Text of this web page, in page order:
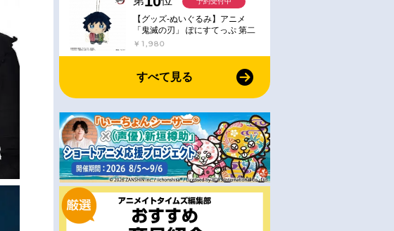
【グッズ-ぬいぐるみ】アニメ
「鬼滅の刃」 ぽにすてっぷ 第二
弾 冨岡 義勇
￥1,980
すべて見る